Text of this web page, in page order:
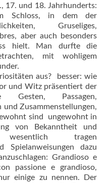
17. und 18. Jahrhunderts:
Schloss, in dem der
Gruseliges,
aber auch besonders
hielt. Man durfte die
mit wohligem
aus?  besser: wie
und Witz präsentiert der
Gesten, Passagen,
Zusammenstellungen,
sind  ungewohnt in
von Bekanntheit und
tragen
Spielanweisungen dazu
Grandioso e
passione e grandioso,
nur einige zu nennen. Der